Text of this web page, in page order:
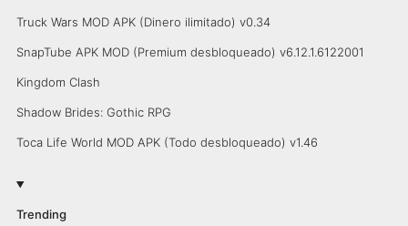
Truck Wars MOD APK (Dinero ilimitado) v0.34
SnapTube APK MOD (Premium desbloqueado) v6.12.1.6122001
Kingdom Clash
Shadow Brides: Gothic RPG
Toca Life World MOD APK (Todo desbloqueado) v1.46
Trending